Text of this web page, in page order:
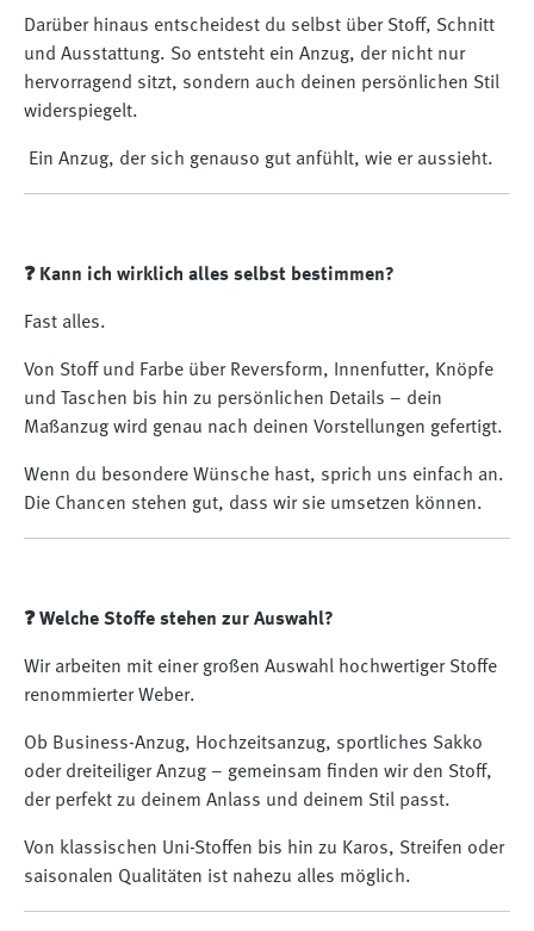
Darüber hinaus entscheidest du selbst über Stoff, Schnitt
und Ausstattung. So entsteht ein Anzug, der nicht nur
hervorragend sitzt, sondern auch deinen persönlichen Stil
widerspiegelt.
Ein Anzug, der sich genauso gut anfühlt, wie er aussieht.
❓ Kann ich wirklich alles selbst bestimmen?
Fast alles.
Von Stoff und Farbe über Reversform, Innenfutter, Knöpfe
und Taschen bis hin zu persönlichen Details – dein
Maßanzug wird genau nach deinen Vorstellungen gefertigt.
Wenn du besondere Wünsche hast, sprich uns einfach an.
Die Chancen stehen gut, dass wir sie umsetzen können.
❓ Welche Stoffe stehen zur Auswahl?
Wir arbeiten mit einer großen Auswahl hochwertiger Stoffe
renommierter Weber.
Ob Business-Anzug, Hochzeitsanzug, sportliches Sakko
oder dreiteiliger Anzug – gemeinsam finden wir den Stoff,
der perfekt zu deinem Anlass und deinem Stil passt.
Von klassischen Uni-Stoffen bis hin zu Karos, Streifen oder
saisonalen Qualitäten ist nahezu alles möglich.